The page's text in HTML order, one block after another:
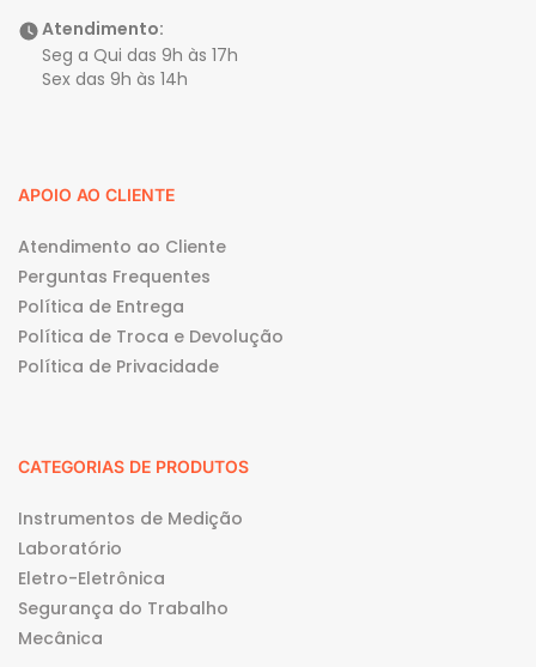
Atendimento:
Seg a Qui das 9h às 17h
Sex das 9h às 14h
APOIO AO CLIENTE
Atendimento ao Cliente
Perguntas Frequentes
Política de Entrega
Política de Troca e Devolução
Política de Privacidade
CATEGORIAS DE PRODUTOS
Instrumentos de Medição
Laboratório
Eletro-Eletrônica
Segurança do Trabalho
Mecânica